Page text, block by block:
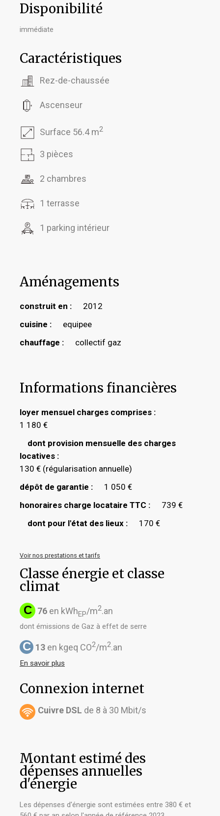
Disponibilité
immédiate
Caractéristiques
Rez-de-chaussée
Ascenseur
Surface 56.4 m2
3 pièces
2 chambres
1 terrasse
1 parking intérieur
Aménagements
construit en :
2012
cuisine :
equipee
chauffage :
collectif gaz
Informations financières
loyer mensuel charges comprises :
1 180 €
dont provision mensuelle des charges
locatives :
130 € (régularisation annuelle)
dépôt de garantie :
1 050 €
honoraires charge locataire TTC :
739 €
dont pour l'état des lieux :
170 €
Voir nos prestations et tarifs
Classe énergie et classe
climat
C 76 en kWhEP/m2.an
dont émissions de Gaz à effet de serre
C 13 en kgeq CO2/m2.an
En savoir plus
Connexion internet
Cuivre DSL de 8 à 30 Mbit/s
Montant estimé des
dépenses annuelles
d'énergie
Les dépenses d'énergie sont estimées entre 380 € et